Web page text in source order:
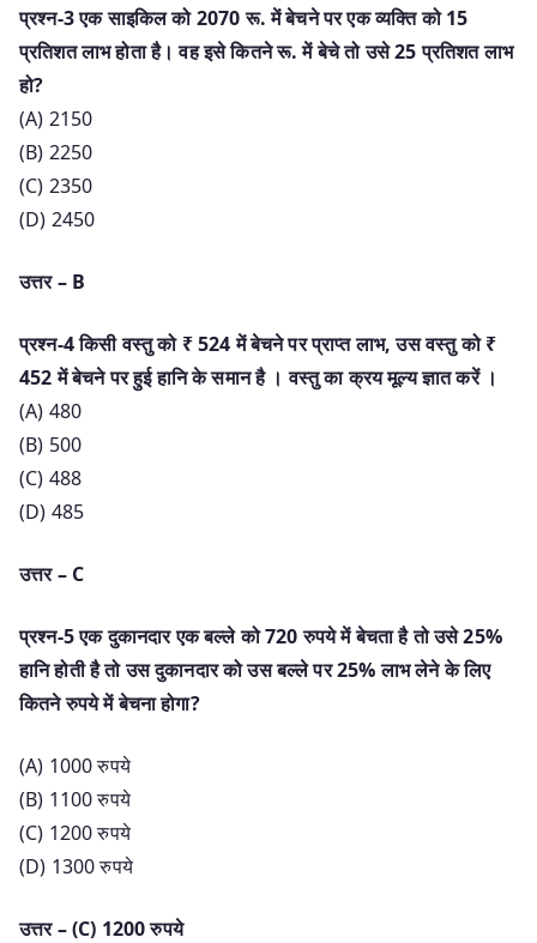
प्रश्न-3 एक साइकिल को 2070 रू. में बेचने पर एक व्यक्ति को 15
प्रतिशत लाभ होता है। वह इसे कितने रू. में बेचे तो उसे 25 प्रतिशत लाभ
हो?
(A) 2150
(B) 2250
(C) 2350
(D) 2450
उत्तर – B
प्रश्न-4 किसी वस्तु को ₹ 524 में बेचने पर प्राप्त लाभ, उस वस्तु को ₹
452 में बेचने पर हुई हानि के समान है । वस्तु का क्रय मूल्य ज्ञात करें ।
(A) 480
(B) 500
(C) 488
(D) 485
उत्तर – C
प्रश्न-5 एक दुकानदार एक बल्ले को 720 रुपये में बेचता है तो उसे 25%
हानि होती है तो उस दुकानदार को उस बल्ले पर 25% लाभ लेने के लिए
कितने रुपये में बेचना होगा?
(A) 1000 रुपये
(B) 1100 रुपये
(C) 1200 रुपये
(D) 1300 रुपये
उत्तर – (C) 1200 रुपये